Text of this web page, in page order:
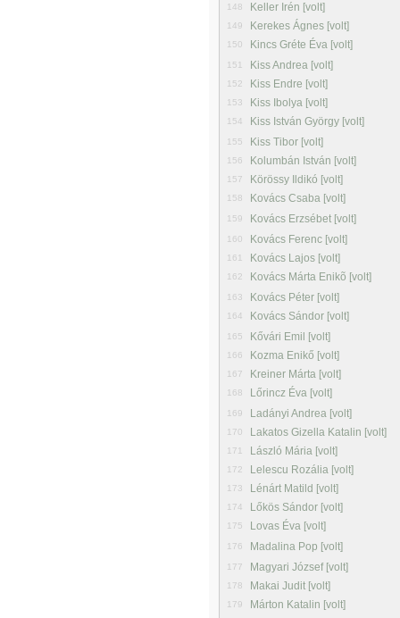
148 Keller Irén [volt]
149 Kerekes Ágnes [volt]
150 Kincs Gréte Éva [volt]
151 Kiss Andrea [volt]
152 Kiss Endre [volt]
153 Kiss Ibolya [volt]
154 Kiss István György [volt]
155 Kiss Tibor [volt]
156 Kolumbán István [volt]
157 Körössy Ildikó [volt]
158 Kovács Csaba [volt]
159 Kovács Erzsébet [volt]
160 Kovács Ferenc [volt]
161 Kovács Lajos [volt]
162 Kovács Márta Enikõ [volt]
163 Kovács Péter [volt]
164 Kovács Sándor [volt]
165 Kővári Emil [volt]
166 Kozma Enikő [volt]
167 Kreiner Márta [volt]
168 Lőrincz Éva [volt]
169 Ladányi Andrea [volt]
170 Lakatos Gizella Katalin [volt]
171 László Mária [volt]
172 Lelescu Rozália [volt]
173 Lénárt Matild [volt]
174 Lőkös Sándor [volt]
175 Lovas Éva [volt]
176 Madalina Pop [volt]
177 Magyari József [volt]
178 Makai Judit [volt]
179 Márton Katalin [volt]